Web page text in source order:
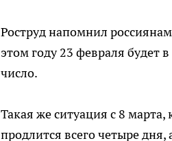
Роструд напомнил
этом году 23 февраля будет
число.
Такая же ситуация с 8
продлится всего четыре